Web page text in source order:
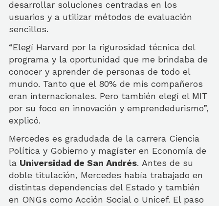
desarrollar soluciones centradas en los
usuarios y a utilizar métodos de evaluación
sencillos.
“Elegí Harvard por la rigurosidad técnica del
programa y la oportunidad que me brindaba de
conocer y aprender de personas de todo el
mundo. Tanto que el 80% de mis compañeros
eran internacionales. Pero también elegí el MIT
por su foco en innovación y emprendedurismo”,
explicó.
Mercedes es gradudada de la carrera Ciencia
Política y Gobierno y magíster en Economía de
la Universidad de San Andrés. Antes de su
doble titulación, Mercedes había trabajado en
distintas dependencias del Estado y también
en ONGs como Acción Social o Unicef. El paso